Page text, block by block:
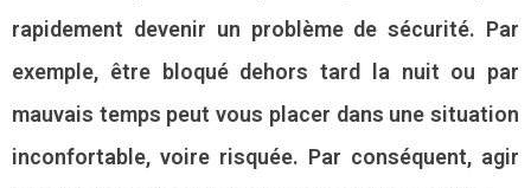
rapidement devenir un problème de sécurité. Par
exemple, être bloqué dehors tard la nuit ou par
mauvais temps peut vous placer dans une situation
inconfortable, voire risquée. Par conséquent, agir